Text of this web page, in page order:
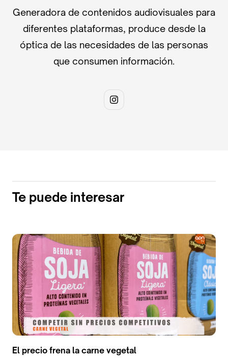
Generadora de contenidos audiovisuales para
diferentes plataformas, produce desde la
óptica de las necesidades de las personas
que consumen información.
Te puede interesar
El precio frena la carne vegetal